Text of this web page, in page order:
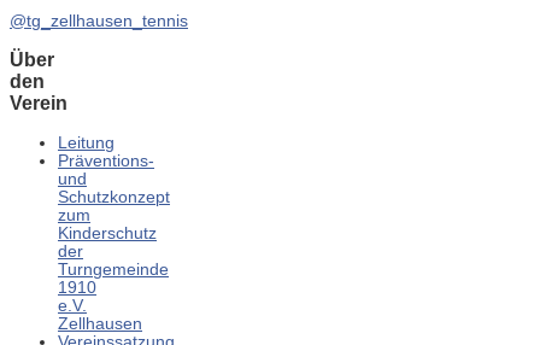
@tg_zellhausen_tennis
Über
den
Verein
Leitung
Präventions-
und
Schutzkonzept
zum
Kinderschutz
der
Turngemeinde
1910
e.V.
Zellhausen